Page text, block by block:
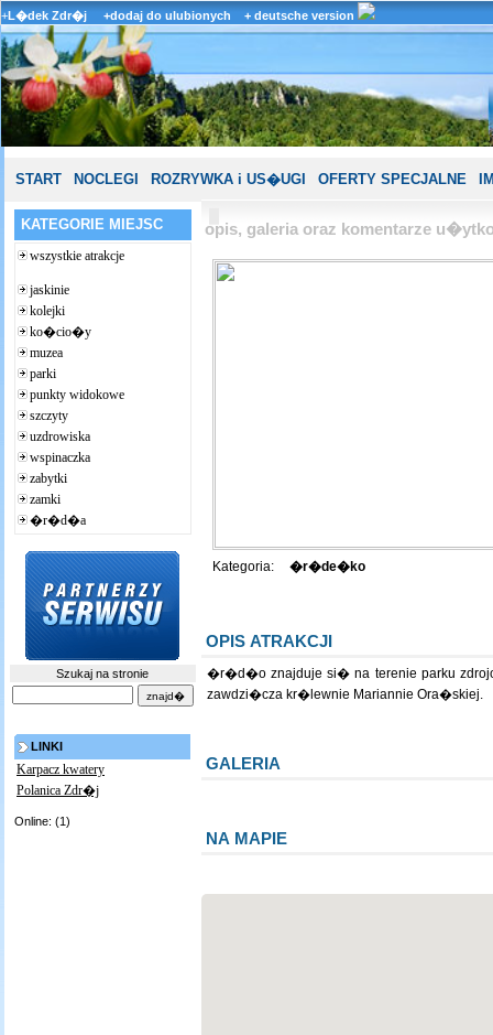
+L�dek Zdr�j +dodaj do ulubionych + deutsche version
START NOCLEGI ROZRYWKA i US�UGI OFERTY SPECJALNE
KATEGORIE MIEJSC
wszystkie atrakcje
jaskinie
kolejki
ko�cio�y
muzea
parki
punkty widokowe
szczyty
uzdrowiska
wspinaczka
zabytki
zamki
�r�d�a
Szukaj na stronie
LINKI
Karpacz kwatery
Polanica Zdr�j
Online: (1)
opis, galeria oraz komentarze
Kategoria: �r�de�ko
OPIS ATRAKCJI
�r�d�o znajduje si� na terenie parku
zawdzi�cza kr�lewnie Mariannie Ora�skiej.
GALERIA
NA MAPIE